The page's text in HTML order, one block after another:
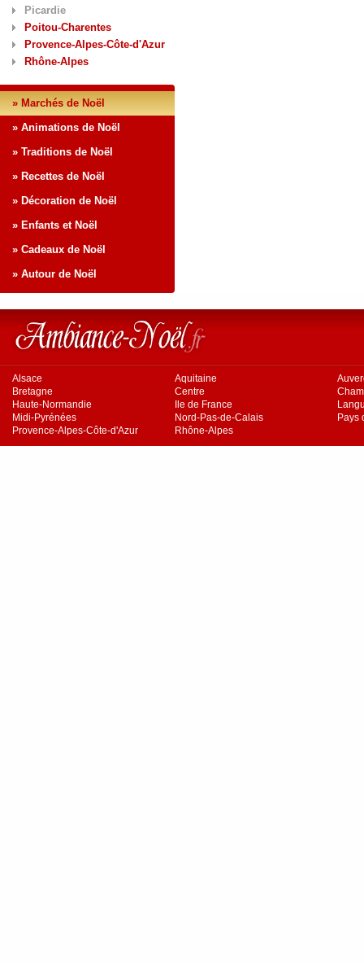
Picardie
Poitou-Charentes
Provence-Alpes-Côte-d'Azur
Rhône-Alpes
» Marchés de Noël
» Animations de Noël
» Traditions de Noël
» Recettes de Noël
» Décoration de Noël
» Enfants et Noël
» Cadeaux de Noël
» Autour de Noël
Alsace Aquitaine
Bretagne
Centre
Haute-Normandie
Ile de France
Midi-Pyrénées
Nord-Pas-de-Calais
Pays
Provence-Alpes-Côte-d'Azur
Rhône-Alpes